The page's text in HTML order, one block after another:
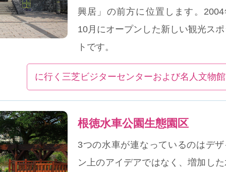
興居」の前方に位置します。2004
10月にオープンした新しい観光スポ
トです。
に行く三芝ビジターセンターおよび名人文物館
根徳水車公園生態園区
3つの水車が連なっているのはデザ
ン上のアイデアではなく、増加した